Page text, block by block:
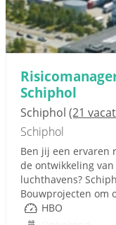
Schiphol
Schiphol (21
Schiphol
Ben jij een ervaren
de ontwikkeling
luchthavens?
Bouwprojecten om
HBO